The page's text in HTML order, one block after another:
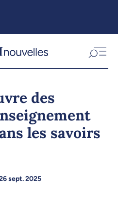
des
les savoirs
sept. 2025